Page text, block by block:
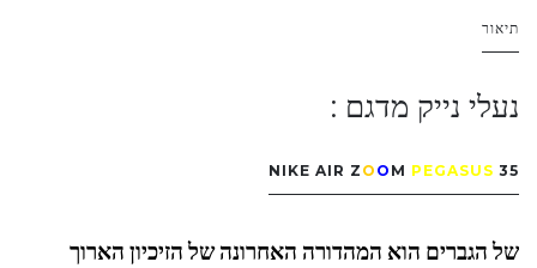
תיאור
נעלי נייק מדגם :
NIKE AIR Z O O M PEGASUS 35
של הגברים הוא המהדורה האחרונה של הזיכיון הארוך